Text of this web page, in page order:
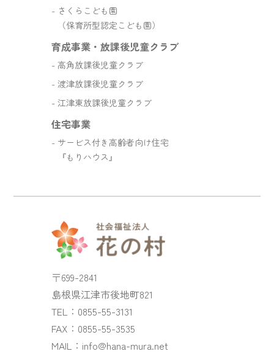
さくらこども園
（保育所型認定こども園）
育成事業・放課後児童クラブ
高角放課後児童クラブ
渡津放課後児童クラブ
江津東放課後児童クラブ
住宅事業
サービス付き高齢者向け住宅
『もりハウス』
〒699-2841
島根県江津市後地町821
TEL： 0855-55-3131
FAX：0855-55-3535
MAIL： info@hana-mura.net